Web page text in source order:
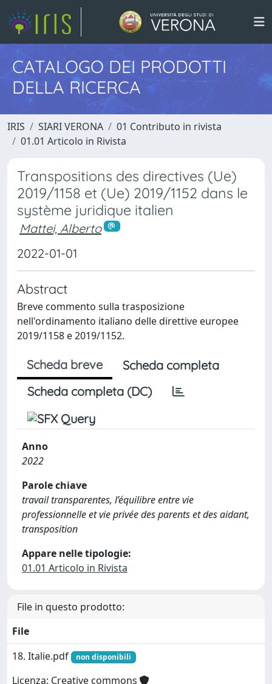
CATALOGO DEI PRODOTTI
DELLA RICERCA
IRIS SIARI VERONA
01 Contributo in rivista
01.01 Articolo in Rivista
Transpositions des directives (Ue)
2019/1158 et (Ue) 2019/1152 dans le
système juridique italien
Mattei, Alberto
2022-01-01
Abstract
Breve commento sulla trasposizione
nell'ordinamento italiano delle direttive europee
2019/1158 e 2019/1152.
Scheda breve
Scheda completa
Scheda completa (DC)
Anno
2022
Parole chiave
travail transparentes, l’équilibre entre vie
professionnelle et vie privée des parents et des aidant,
transposition
Appare nelle tipologie:
01.01 Articolo in Rivista
File in questo prodotto:
File
18. Italie.pdf
non disponibili
Licenza: Creative commons